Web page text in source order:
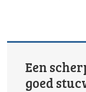
Een
goed